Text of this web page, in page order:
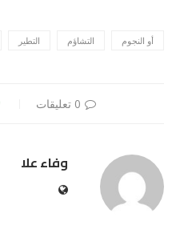
أو النجوم التشاؤم التطير
0 تعليقات
وفاء علا